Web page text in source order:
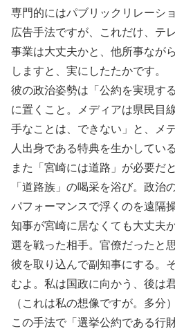
専門的にはパブリックリレーシ
広告手法ですが、これだけ、テ
事業は大丈夫かと、他所事なが
しますと、実にしたたかです。
彼の政治姿勢は「公約を実現す
に置くこと。メディアは県民目
手なことは、できない」と、メ
人出身である特典を生かしている
また「宮崎には道路」が必要だ
「道路族」の喝采を浴び。政治
パフォーマンスで浮くのを遠隔
知事が宮崎に居なくても大丈夫
選を戦った相手。官僚だったと
彼を取り込んで副知事にする。
むよ。私は国政に向かう、後は
（これは私の想像ですが。多分）
この手法で「選挙公約である行